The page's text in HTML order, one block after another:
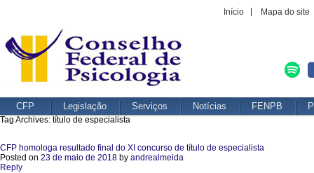
Início Mapa do site
CFP Legislação Serviços Notícias FENPB
Tag Archives: título de especialista
CFP homologa resultado final do XI concurso de título de especialista
Posted on 23 de maio de 2018 by andrealmeida
Reply